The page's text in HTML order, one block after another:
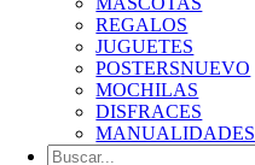
REGALOS
JUGUETES
POSTERSNUEVO
MOCHILAS
DISFRACES
MANUALIDADES
Buscar: